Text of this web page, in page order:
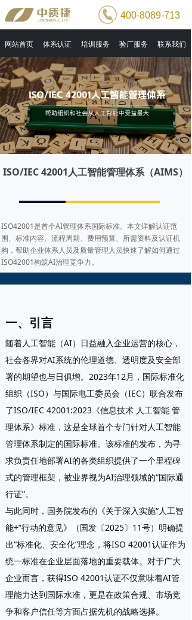
网站首页 体系认证 培训服务 验厂服务 联系我们
400-8089-713
ISO/IEC 42001人工智能管理体系（AIMS）
ISO42001是首个AI管理体系国际标准。本文详解认证范
围、标准内容、流程周期、费用预算、所需资料及认证机
构，帮助企业体系人员及质量管理人员快速了解如何通过
ISO42001构筑AI治理竞争力。
一、引言
随着人工智能（AI）日益融入企业运营的核心，
社会各界对AI系统的伦理道德、透明度及安全部
署的期望也与日俱增。2023年12月，国际标准化
组织（ISO）与国际电工委员会（IEC）联合发布
了ISO/IEC 42001:2023《信息技术 人工智能 管
理体系》标准，这是全球首个专门针对人工智能
管理体系制定的国际标准。该标准的发布，为寻
求负责任地部署AI的各类组织提供了一个里程碑
式的管理框架，被业界视为AI治理领域的“国际通
行证”。
与此同时，国务院发布的《关于深入实施“人工智
能+”行动的意见》（国发〔2025〕11号）明确提
出“标准化、安全化”理念，将ISO 42001认证作为
统一标准在企业层面落地的重要载体。对于广大
企业而言，获得ISO 42001认证不仅意味着AI管
理能力达到国际水准，更是在政策合规、市场竞
争和客户信任等方面占据先机的战略选择。